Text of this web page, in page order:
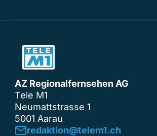
AZ Regionalfernsehen AG
Tele M1
Neumattstrasse 1
5001 Aarau
redaktion@telem1.ch